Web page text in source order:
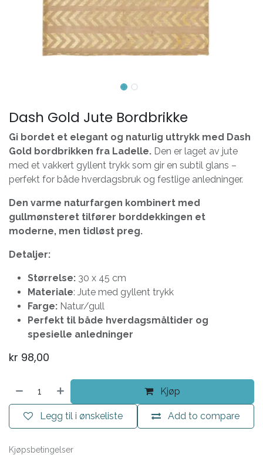
Dash Gold Jute Bordbrikke
Gi bordet et elegant og naturlig uttrykk med Dash
Gold bordbrikken fra Ladelle. Den er laget av jute
med et vakkert gyllent trykk som gir en subtil glans –
perfekt for både hverdagsbruk og festlige anledninger.
Den varme naturfargen kombinert med
gullmønsteret tilfører borddekkingen et
moderne, men tidløst preg.
Detaljer:
Størrelse: 30 x 45 cm
Materiale: Jute med gyllent trykk
Farge: Natur/gull
Perfekt til både hverdagsmåltider og
spesielle anledninger
kr 98,00
Kjøp
Add to compare
Legg til i ønskeliste
Kjøpsbetingelser